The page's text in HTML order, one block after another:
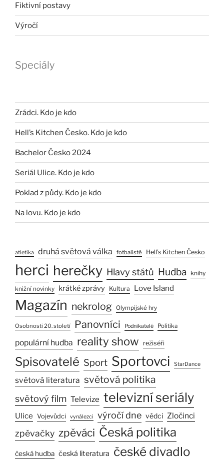
Fiktivní postavy
Výročí
Speciály
Zrádci. Kdo je kdo
Hell’s Kitchen Česko. Kdo je kdo
Bachelor Česko 2024
Seriál Ulice. Kdo je kdo
Poklad z půdy. Kdo je kdo
Na lovu. Kdo je kdo
atletika druhá světová válka fotbalisté Hell’s Kitchen Česko
herci herečky Hlavy států Hudba knihy
knižní novinky krátké zprávy Kultura Love Island
Magazín nekrolog Olympijské hry
Osobnosti 20. století Panovníci Podnikatelé Politika
populární hudba reality show režiséři
Spisovatelé Sport Sportovci StarDance
světová literatura světová politika
světový film Televize televizní seriály
Ulice Vojevůdci vynálezci výročí dne vědci Zločinci
zpěvačky zpěváci Česká politika
česká hudba česká literatura české divadlo